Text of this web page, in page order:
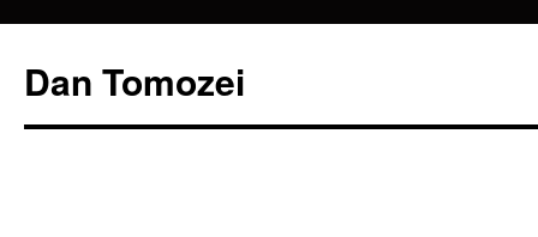
Dan Tomozei